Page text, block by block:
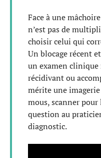
Face à une
n’est pas de
choisir celui qui
Un blocage récent
un examen clinique
récidivant ou
mérite une
mous, scanner pour
question au
diagnostic.